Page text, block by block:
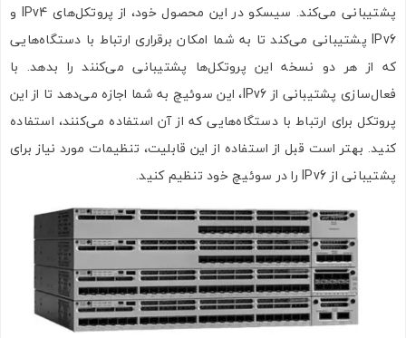
پشتیبانی می‌کند. سیسکو در این محصول خود، از پروتکل‌های IPv4 و
IPv6 پشتیبانی می‌کند تا به شما امکان برقراری ارتباط با دستگاه‌هایی
که از هر دو نسخه این پروتکل‌ها پشتیبانی می‌کنند را بدهد. با
فعال‌سازی پشتیبانی از IPv6، این سوئیچ به شما اجازه می‌دهد تا از این
پروتکل برای ارتباط با دستگاه‌هایی که از آن استفاده می‌کنند، استفاده
کنید. بهتر است قبل از استفاده از این قابلیت، تنظیمات مورد نیاز برای
پشتیبانی از IPv6 را در سوئیچ خود تنظیم کنید.